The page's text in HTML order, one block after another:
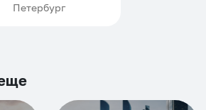
подскажет
Петербург